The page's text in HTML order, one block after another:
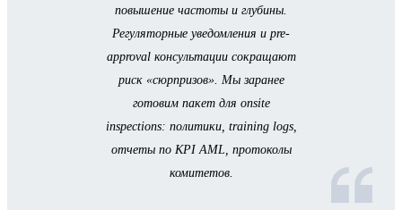
повышение частоты и глубины.
Регуляторные уведомления и pre-
approval консультации сокращают
риск «сюрпризов». Мы заранее
готовим пакет для onsite
inspections: политики, training logs,
отчеты по KPI AML, протоколы
комитетов.